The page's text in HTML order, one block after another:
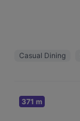
Casual Dining
371 m